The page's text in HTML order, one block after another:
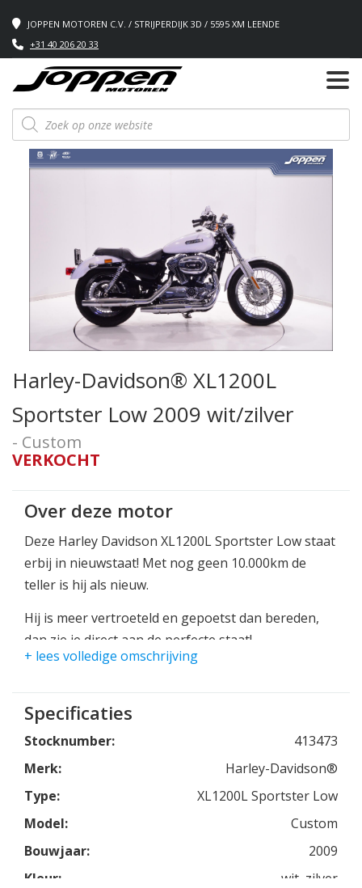
JOPPEN MOTOREN C.V. / STRIJPERDIJK 3D / 5595 XM LEENDE
+31 40 206 20 33
Producten
zoeken
Harley-Davidson® XL1200L
Sportster Low 2009 wit/zilver
- Custom
VERKOCHT
Over deze motor
Deze Harley Davidson XL1200L Sportster Low staat
erbij in nieuwstaat! Met nog geen 10.000km de
teller is hij als nieuw.
Hij is meer vertroeteld en gepoetst dan bereden,
dan zie je direct aan de perfecte staat!
nederlands geleverde Harley!
+ lees volledige omschrijving
Specificaties
Stocknumber:
413473
Merk:
Harley-Davidson®
Type:
XL1200L Sportster Low
Model:
Custom
Bouwjaar:
2009
Kleur:
wit, zilver